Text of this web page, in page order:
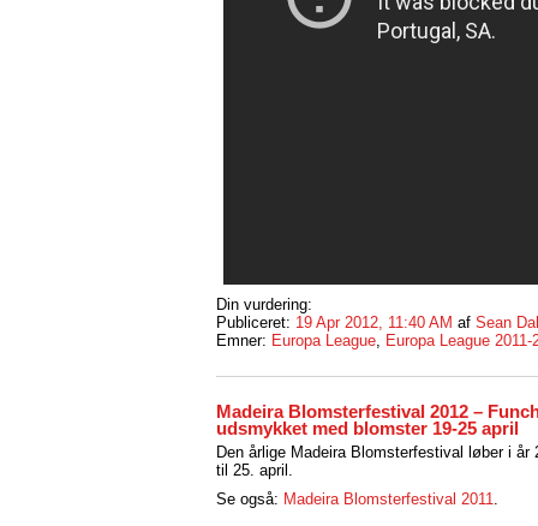
Din vurdering:
Publiceret: 19 Apr 2012, 11:40 AM af Sean
Emner: Europa League, Europa League 2011-
Madeira Blomsterfestival 2012 –
udsmykket med blomster 19-25 april
Den årlige Madeira Blomsterfestival løber i år
til 25. april.
Se også: Madeira Blomsterfestival 2011